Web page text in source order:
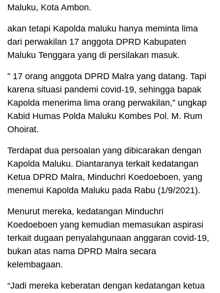
Maluku, Kota Ambon.
akan tetapi Kapolda maluku hanya meminta lima
dari perwakilan 17 anggota DPRD Kabupaten
Maluku Tenggara yang di persilakan masuk.
” 17 orang anggota DPRD Malra yang datang. Tapi
karena situasi pandemi covid-19, sehingga bapak
Kapolda menerima lima orang perwakilan,” ungkap
Kabid Humas Polda Maluku Kombes Pol. M. Rum
Ohoirat.
Terdapat dua persoalan yang dibicarakan dengan
Kapolda Maluku. Diantaranya terkait kedatangan
Ketua DPRD Malra, Minduchri Koedoeboen, yang
menemui Kapolda Maluku pada Rabu (1/9/2021).
Menurut mereka, kedatangan Minduchri
Koedoeboen yang kemudian memasukan aspirasi
terkait dugaan penyalahgunaan anggaran covid-19,
bukan atas nama DPRD Malra secara
kelembagaan.
“Jadi mereka keberatan dengan kedatangan ketua